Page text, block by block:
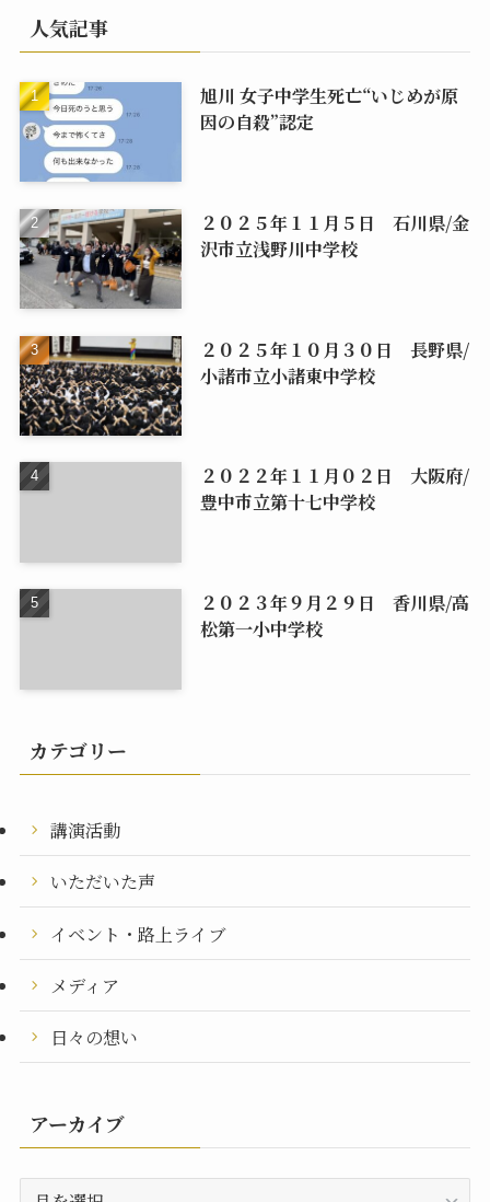
人気記事
旭川 女子中学生死亡“いじめが原
因の自殺”認定
２０２５年１１月５日 石川県/金
沢市立浅野川中学校
２０２５年１０月３０日 長野県/
小諸市立小諸東中学校
２０２２年１１月０２日 大阪府/
豊中市立第十七中学校
２０２３年９月２９日 香川県/高
松第一小中学校
カテゴリー
講演活動
いただいた声
イベント・路上ライブ
メディア
日々の想い
アーカイブ